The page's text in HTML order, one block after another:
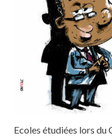
Ecoles étudiées lors du